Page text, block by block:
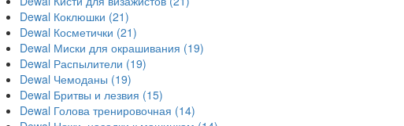
Dewal Коклюшки (21)
Dewal Косметички (21)
Dewal Миски для окрашивания (19)
Dewal Распылители (19)
Dewal Чемоданы (19)
Dewal Бритвы и лезвия (15)
Dewal Голова тренировочная (14)